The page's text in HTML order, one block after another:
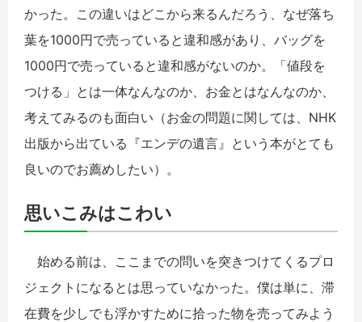
かった。この違いはどこから来るんだろう、なぜ落ち
葉を1000円で売っていると違和感があり、バッグを
1000円で売っていると違和感がないのか。「値段を
つける」とは一体なんなのか、お金とはなんなのか、
考えてみるのも面白い（お金の問題に関しては、NHK
出版から出ている『エンデの遺言』という本がとても
良いのでお薦めしたい）。
思いこみはこわい
始める前は、ここまでの問いを突きつけてくるプロ
ジェクトになるとは思っていなかった。僕は単に、滞
在費を少しでも浮かすために拾った物を売ってみよう